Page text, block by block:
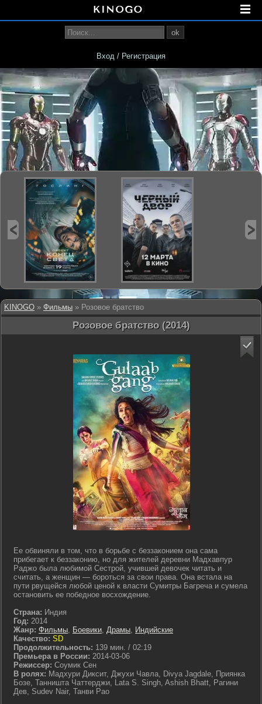
KINOGO » Фильмы » Розовое братство
Розовое братство (2014)
Ее обвиняли в том, что в борьбе с беззаконием она сама
прибегает к беззаконию, но для жителей деревни Мадхавпур
Раджо была любимой Сестрой, учившей девочек читать и
считать, а женщин — бороться за свои права. Она встала на
пути рвущейся любой ценой к власти Сумитры Багреча и сумела
остановить ее победное восхождение.
Страна: Индия
Год: 2014
Жанр: Фильмы, Боевики, Драмы, Индийские
Качество: SD
Продолжительность: 139 мин. / 02:19
Премьера в России: 2014-03-06
Режиссер: Соумик Сен
В ролях: Мадхури Диксит, Джухи Чавла, Divya Jagdale, Приянка
Бозе, Танништа Чаттерджи, Lata S. Singh, Ashish Bhatt, Рагини
Дев, Sudev Nair, Танви Рао
ok
Вход / Регистрация